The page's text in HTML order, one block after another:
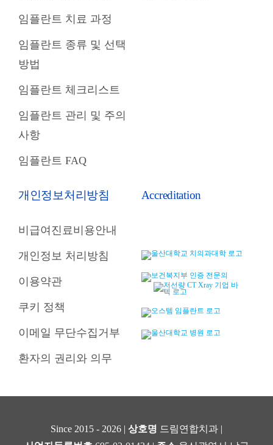
임플란트 치료 과정
임플란트 종류 및 선택
방법
임플란트 체크리스트
임플란트 관리 및 주의
사항
임플란트 FAQ
개인정보처리방침
비급여진료비용안내
개인정보 처리방침
이용약관
쿠키 정책
이메일 무단수집거부
환자의 권리와 의무
Accreditation
Since 2015 - 2026 | 상호명 드림연합치과 |